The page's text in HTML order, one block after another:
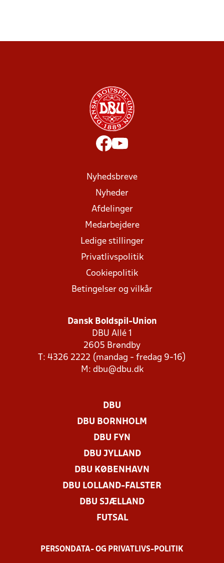
Nyhedsbreve
Nyheder
Afdelinger
Medarbejdere
Ledige stillinger
Privatlivspolitik
Cookiepolitik
Betingelser og vilkår
Dansk Boldspil-Union
DBU Allé 1
2605 Brøndby
T: 4326 2222 (mandag - fredag 9-16)
M: dbu@dbu.dk
DBU
DBU BORNHOLM
DBU FYN
DBU JYLLAND
DBU KØBENHAVN
DBU LOLLAND-FALSTER
DBU SJÆLLAND
FUTSAL
PERSONDATA- OG PRIVATLIVS-POLITIK